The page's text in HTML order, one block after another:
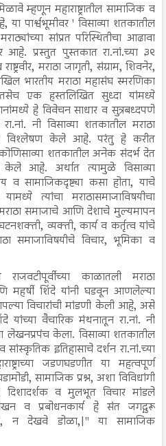
म्हणून महाराष्ट्रातील सामाजिक व
पार्श्वभूमीवर ' विसाव्या शतकातील
सांप्रत परिस्थितीचा आढावा
प्रस्तुत पुस्तकात रा.नां.च्या ३९
मराठा जागृती, संग्राम, शिवनेर,
भारतीय मराठा महासंघ स्मरणिका
एक हस्तलिखित सुध्दा यांमध्ये
हे विवेचन साधार व सुत्रबध्दपणे
नी विसाव्या शतकातील मराठा
विश्लेषण केले आहे. परंतु हे करीत
शतकातील अनेक संदर्भ देत
आहे. अर्थात त्यामुळे विसाव्या
व सामाजिकदृष्ट्या कसा होता, याचे
त्यांचा मराठासमाजाविषयीचा
समाजाचे आणि देशाचे मुल्यमापन
व्यक्ती, कार्य व कर्तृत्व यांचे
समाजाविषयीचे विचार, भूमिका व
काळातली मराठा
महर्षी शिंदे यांनी घडवून आणलेल्या
विचारांची मांडणी केली आहे, असे
यांच्या वैचारिक मंथनातून रा.नां. नी‌
लेखनप्रपंच केला. विसाव्या शतकातील
सांस्कृतिक इतिहासाचे दर्शन रा.नां.च्या
जडणघडणीत या महत्वपूर्ण
सामाजिक प्रश्न, अशा विविधांगी
दिशादर्शक व मुलभूत विचार मांडले
व प्रबोधनकार्य हे संत जगद्गुरू
न देखवे डोळा,|" या सामाजिक